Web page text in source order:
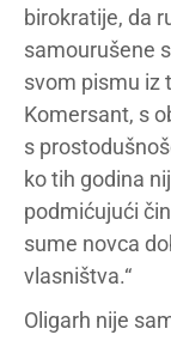
birokratije, da
samourušene
svom pismu iz
Komersant, s
s
ko tih godina
podmićujući
sume novca
vlasništva.“
Oligarh nije